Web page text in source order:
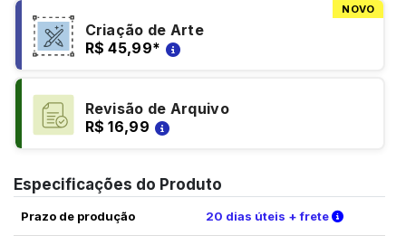
NOVO
Criação de Arte
R$ 45,99*
Revisão de Arquivo
R$ 16,99
Especificações do Produto
Prazo de produção 20 dias úteis + frete Verifique